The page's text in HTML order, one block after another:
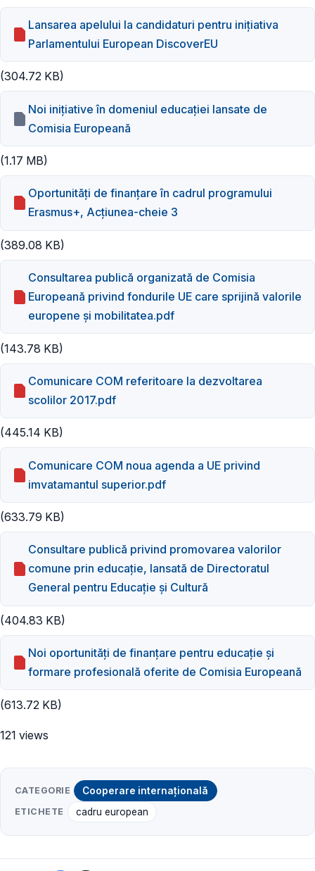
Lansarea apelului la candidaturi pentru inițiativa
Parlamentului European DiscoverEU
(304.72 KB)
Noi inițiative în domeniul educației lansate de
Comisia Europeană
(1.17 MB)
Oportunități de finanțare în cadrul programului
Erasmus+, Acțiunea-cheie 3
(389.08 KB)
Consultarea publică organizată de Comisia
Europeană privind fondurile UE care sprijină valorile
europene și mobilitatea.pdf
(143.78 KB)
Comunicare COM referitoare la dezvoltarea
scolilor 2017.pdf
(445.14 KB)
Comunicare COM noua agenda a UE privind
imvatamantul superior.pdf
(633.79 KB)
Consultare publică privind promovarea valorilor
comune prin educație, lansată de Directoratul
General pentru Educație și Cultură
(404.83 KB)
Noi oportunități de finanțare pentru educație și
formare profesională oferite de Comisia Europeană
(613.72 KB)
121 views
CATEGORIE Cooperare internațională
ETICHETE cadru european